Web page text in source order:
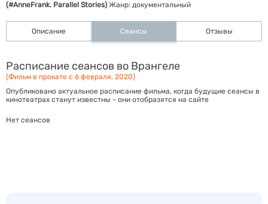
(#AnneFrank. Parallel Stories) Жанр: документальный
Описание Сеансы Отзывы
Расписание сеансов во Врангеле
(Фильм в прокате с 6 февраля, 2020)
Опубликовано актуальное расписание фильма, когда будущие сеансы в
кинотеатрах станут известны - они отобразятся на сайте
Нет сеансов